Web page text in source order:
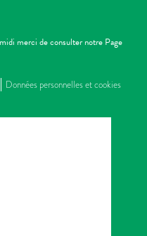
merci de consulter notre Page
Données personnelles et cookies